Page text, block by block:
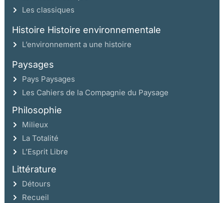
Les classiques
Histoire Histoire environnementale
L’environnement a une histoire
Paysages
Pays Paysages
Les Cahiers de la Compagnie du Paysage
Philosophie
Milieux
La Totalité
L’Esprit Libre
Littérature
Détours
Recueil